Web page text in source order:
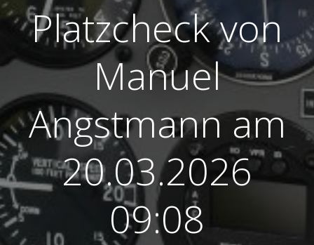
Platzcheck von
Manuel
Angstmann am
20.03.2026
09:08